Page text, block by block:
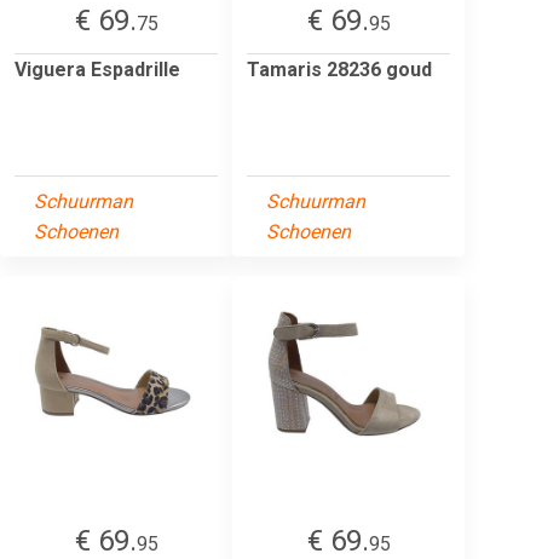
€ 69.75
Viguera Espadrille
Schuurman
Schoenen
€ 69.95
Tamaris 28236 goud
Schuurman
Schoenen
€ 69.95
€ 69.95